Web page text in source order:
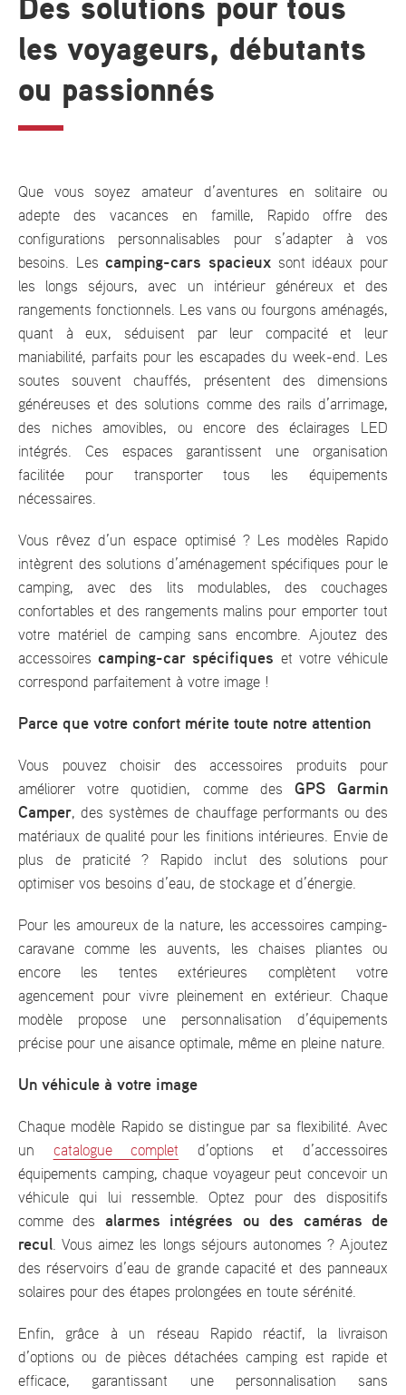
Des solutions pour tous
les voyageurs, débutants
ou passionnés
Que vous soyez amateur d’aventures en solitaire ou
adepte des vacances en famille, Rapido offre des
configurations personnalisables pour s’adapter à vos
besoins. Lescamping-cars spacieux sont idéaux pour
les longs séjours, avec un intérieur généreux et des
rangements fonctionnels. Les vans ou fourgons aménagés,
quant à eux, séduisent par leur compacité et leur
maniabilité, parfaits pour les escapades du week-end.
Les
soutes souvent chauffés, présentent des dimensions
généreuses et des solutions comme des rails d’arrimage,
des niches amovibles, ou encore des éclairages LED
intégrés. Ces espaces garantissent une organisation
facilitée pour transporter tous les équipements
nécessaires.
Vous rêvez d’un espace optimisé ? Les modèles Rapido
intègrent des solutions d’aménagement spécifiques pour le
camping, avec des lits modulables, des couchages
confortables et des rangements malins pour emporter tout
votre matériel de camping sans encombre. Ajoutez des
accessoirescamping-car spécifiques et votre véhicule
correspond parfaitement à votre image !
Parce que votre confort mérite toute notre attention
Vous pouvez choisir des accessoires produits pour
améliorer votre quotidien, comme des GPS Garmin
Camper, des systèmes de chauffage performants ou des
matériaux de qualité pour les finitions intérieures. Envie de
plus de praticité ? Rapido inclut des solutions pour
optimiser vos besoins d’eau, de stockage et d’énergie.
Pour les amoureux de la nature, les accessoires camping-
caravane comme les auvents, les chaises pliantes ou
encore les tentes extérieures complètent votre
agencement pour vivre pleinement en extérieur. Chaque
modèle propose une personnalisation d’équipements
précise pour une aisance optimale, même en pleine nature.
Un véhicule à votre image
Chaque modèle Rapido se distingue par sa flexibilité. Avec
un catalogue complet d’options et d’accessoires
équipements camping, chaque voyageur peut concevoir un
véhicule qui lui ressemble. Optez pour des dispositifs
comme des alarmes intégrées ou des caméras de
recul . Vous aimez les longs séjours autonomes ? Ajoutez
des réservoirs d’eau de grande capacité et des panneaux
solaires pour des étapes prolongées en toute sérénité.
Enfin, grâce à un réseau Rapido réactif, la livraison
d’options ou de pièces détachées camping est rapide et
efficace, garantissant une personnalisation sans